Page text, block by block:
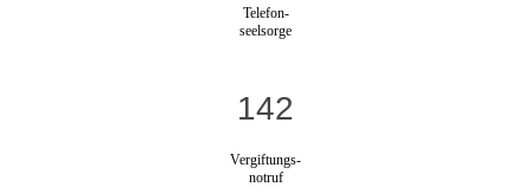
Telefon-
seelsorge
142
Vergiftungs-
notruf